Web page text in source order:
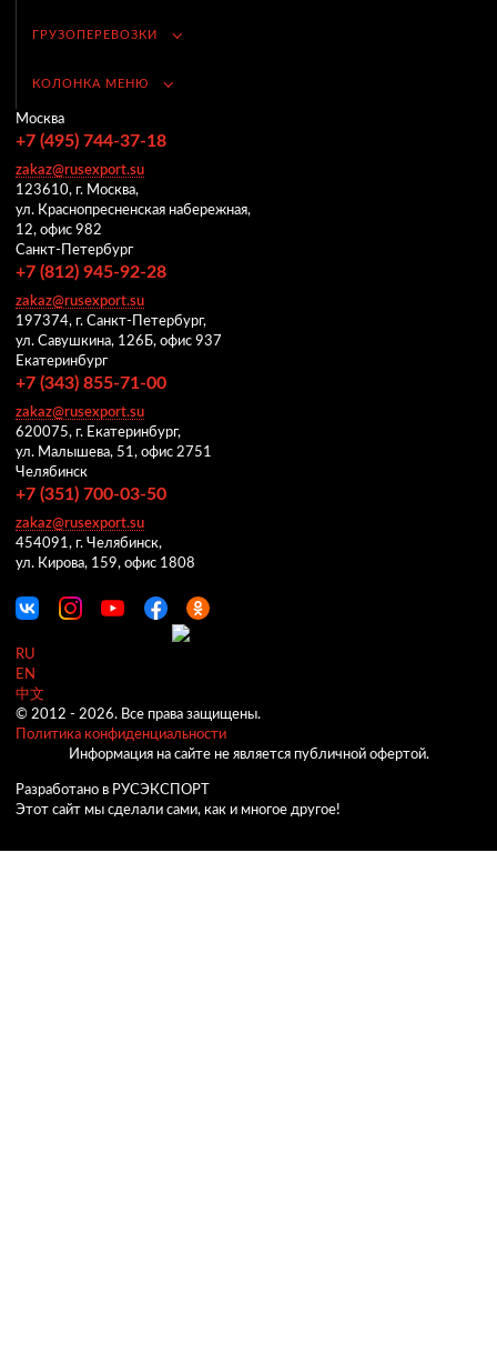
ГРУЗОПЕРЕВОЗКИ
КОЛОНКА МЕНЮ
Москва
+7 (495) 744-37-18
zakaz@rusexport.su
123610, г. Москва,
ул. Краснопресненская набережная,
12, офис 982
Санкт-Петербург
+7 (812) 945-92-28
zakaz@rusexport.su
197374, г. Санкт-Петербург,
ул. Савушкина, 126Б, офис 937
Екатеринбург
+7 (343) 855-71-00
zakaz@rusexport.su
620075, г. Екатеринбург,
ул. Малышева, 51, офис 2751
Челябинск
+7 (351) 700-03-50
zakaz@rusexport.su
454091, г. Челябинск,
ул. Кирова, 159, офис 1808
RU
EN
中文
© 2012 - 2026. Все права защищены.
Политика конфиденциальности
Информация на сайте не является публичной офертой.
Разработано в РУСЭКСПОРТ
Этот сайт мы сделали сами, как и многое другое!